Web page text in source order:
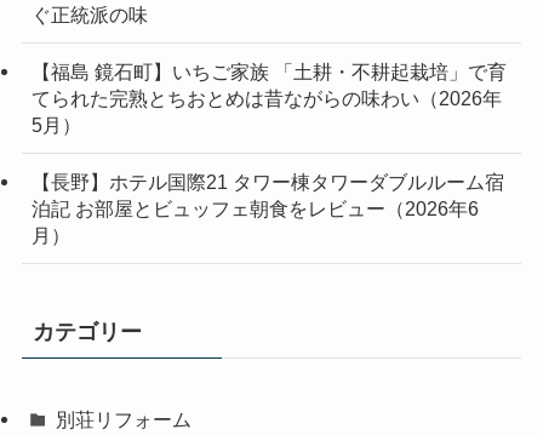
ぐ正統派の味
【福島 鏡石町】いちご家族 「土耕・不耕起栽培」で育
てられた完熟とちおとめは昔ながらの味わい（2026年
5月）
【長野】ホテル国際21 タワー棟タワーダブルルーム宿
泊記 お部屋とビュッフェ朝食をレビュー（2026年6
月）
カテゴリー
別荘リフォーム